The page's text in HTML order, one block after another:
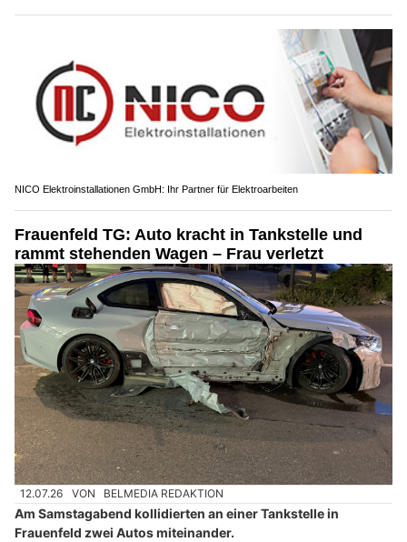
NICO Elektroinstallationen GmbH: Ihr Partner für Elektroarbeiten
Frauenfeld TG: Auto kracht in Tankstelle und
rammt stehenden Wagen – Frau verletzt
12.07.26 VON BELMEDIA REDAKTION
Am Samstagabend kollidierten an einer Tankstelle in
Frauenfeld zwei Autos miteinander.